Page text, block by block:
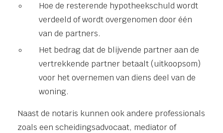
Hoe de resterende hypotheekschuld wordt
verdeeld of wordt overgenomen door één
van de partners.
Het bedrag dat de blijvende partner aan de
vertrekkende partner betaalt (uitkoopsom)
voor het overnemen van diens deel van de
woning.
Naast de notaris kunnen ook andere professionals
zoals een scheidingsadvocaat, mediator of